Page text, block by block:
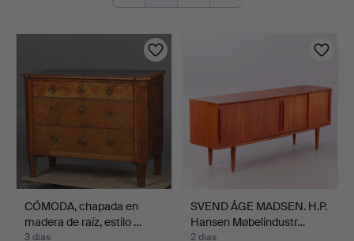
CÓMODA, chapada en
madera de raíz, estilo …
3 días
SVEND ÅGE MADSEN. H.P.
Hansen Møbelindustr…
2 días